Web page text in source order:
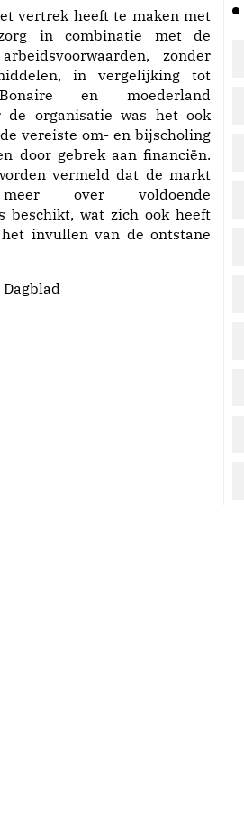
vertrek heeft te maken met
in combinatie met de
zonder
in vergelijking tot
en moederland
de organisatie was het ook
vereiste om- en bijscholing
door gebrek aan financiën.
vermeld dat de markt
over voldoende
beschikt, wat zich ook heeft
invullen van de ontstane